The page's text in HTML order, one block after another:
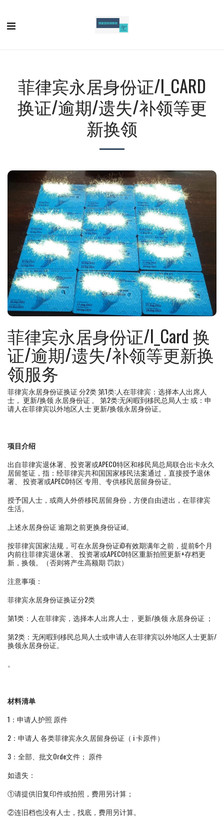
菲律宾永居身份证/I_CARD
换证/逾期/遗失/补领等更
新换领
菲律宾永居身份证/I_Card 换
证/逾期/遗失/补领等更新换
领服务
菲律宾永居身份证换证 分2类 第1类:人在菲律宾：选择本人出席人
士， 更新/换领 永居身份证 。 第2类:无闲暇到移民总局人士 或：申
请人在菲律宾以外地区人士 更新/换领永居身份证。
项目介绍
出自菲律宾退休署、投资署或APECO特区和移民局总局联合出卡永久
居留签证，指：经菲律宾共和国国家移民法案通过，直接授予退休
署、 投资署或APECO特区 专用、专供移民居留身份证。
授予国人士，或商人外侨移民居留身份，方便自由进出，在菲律宾
生活。
上述永居身份证 逾期之前更换身份证id。
按菲律宾国家法规，可在永居身份证iD有效期满年之前，提前6个月
内前往菲律宾退休署、 投资署或APECO特区重新拍照更新+存档更
新，换领。（否则将产生高额期 罚款）
注意事项：
菲律宾永居身份证换证分2类
第1类：人在菲律宾，选择本人出席人士， 更新/换领 永居身份证 ；
第2类：无闲暇到移民总局人士或申请人在菲律宾以外地区人士更新/
换领永居身份证。
。
材料清单
1：申请人护照 原件
2：申请人 各类菲律宾永久居留身份证（ i 卡原件）
3：全部、批文Orde文件； 原件
如遗失：
①请提供旧复印件或拍照，费用另计算；
②连旧档也没有人士，找底，费用另计算。